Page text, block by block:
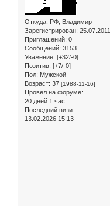
Откуда: РФ, Владимир
Зарегистрирован: 25.07.2011
Приглашений: 0
Сообщений: 3153
Уважение: [+32/-0]
Позитив: [+7/-0]
Пол: Мужской
Возраст: 37 [1988-11-16]
Провел на форуме:
20 дней 1 час
Последний визит:
13.02.2026 15:13